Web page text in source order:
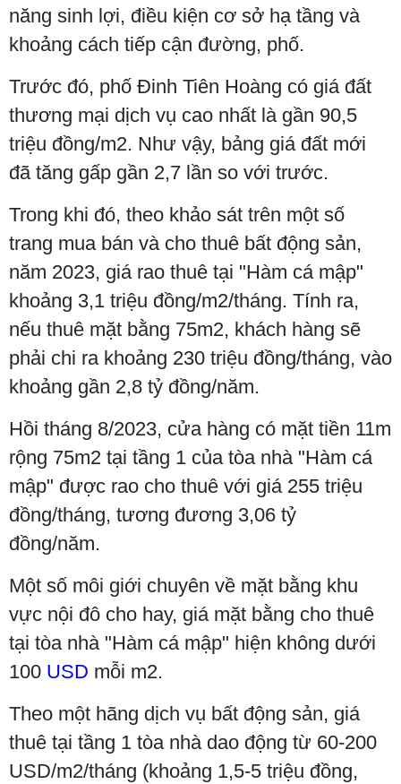
năng sinh lợi, điều kiện cơ sở hạ tầng và
khoảng cách tiếp cận đường, phố.
Trước đó, phố Đinh Tiên Hoàng có giá đất
thương mại dịch vụ cao nhất là gần 90,5
triệu đồng/m2. Như vậy, bảng giá đất mới
đã tăng gấp gần 2,7 lần so với trước.
Trong khi đó, theo khảo sát trên một số
trang mua bán và cho thuê bất động sản,
năm 2023, giá rao thuê tại "Hàm cá mập"
khoảng 3,1 triệu đồng/m2/tháng. Tính ra,
nếu thuê mặt bằng 75m2, khách hàng sẽ
phải chi ra khoảng 230 triệu đồng/tháng, vào
khoảng gần 2,8 tỷ đồng/năm.
Hồi tháng 8/2023, cửa hàng có mặt tiền 11m
rộng 75m2 tại tầng 1 của tòa nhà "Hàm cá
mập" được rao cho thuê với giá 255 triệu
đồng/tháng, tương đương 3,06 tỷ
đồng/năm.
Một số môi giới chuyên về mặt bằng khu
vực nội đô cho hay, giá mặt bằng cho thuê
tại tòa nhà "Hàm cá mập" hiện không dưới
100 USD mỗi m2.
Theo một hãng dịch vụ bất động sản, giá
thuê tại tầng 1 tòa nhà dao động từ 60-200
USD/m2/tháng (khoảng 1,5-5 triệu đồng,